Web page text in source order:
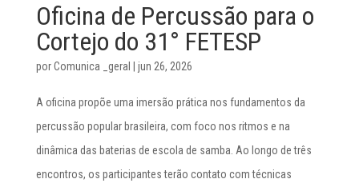
Oficina de Percussão para o
Cortejo do 31° FETESP
porComunica _geral jun 26, 2026
A oficina propõe uma imersão prática nos fundamentos da
percussão popular brasileira, com foco nos ritmos e na
dinâmica das baterias de escola de samba. Ao longo de três
encontros, os participantes terão contato com técnicas